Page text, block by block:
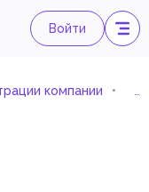
Войти
компании